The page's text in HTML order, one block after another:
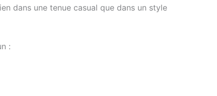
dans une tenue casual que dans un style
: